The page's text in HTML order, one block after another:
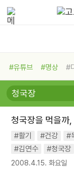
#유튜브 #명상 #
#비전캠프
#독서캠
#희망
#나눔 #친
#독서
#건강 #면
청국장을 먹을까
#활기 #건강 #
#김연수
#청국장
2008.4.15. 화요일